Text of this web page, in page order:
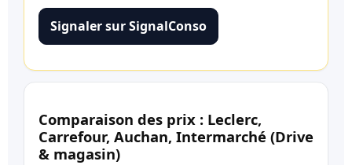
Signaler sur SignalConso
Comparaison des prix : Leclerc,
Carrefour, Auchan, Intermarché (Drive
& magasin)